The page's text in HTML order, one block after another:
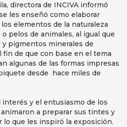
directora de INCIVA informó
les enseñó como elaborar
elementos de la naturaleza
pelos de animales, al igual que
pigmentos minerales de
fin de que con base en el tema
algunas de las formas impresas
desde hace miles de
y el entusiasmo de los
a preparar sus tintes y
lo que les inspiró la exposición.